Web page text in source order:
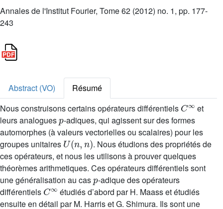
Annales de l'Institut Fourier, Tome 62 (2012) no. 1, pp. 177-
243
Abstract (VO)
Résumé
Nous construisons certains opérateurs différentiels
C∞
et
leurs analogues
p
-adiques, qui agissent sur des formes
automorphes (à valeurs vectorielles ou scalaires) pour les
groupes unitaires
U(n,n)
. Nous étudions des propriétés de
ces opérateurs, et nous les utilisons à prouver quelques
théorèmes arithmetiques. Ces opérateurs différentiels sont
une généralisation au cas
p
-adique des opérateurs
différentiels
C∞
étudiés d’abord par H. Maass et étudiés
ensuite en détail par M. Harris et G. Shimura. Ils sont une